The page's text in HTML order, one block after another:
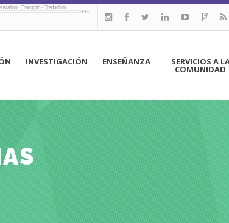
- Tradução - Traduction
INVESTIGACIÓN ENSEÑANZA SERVICIOS A
COMUNIDAD